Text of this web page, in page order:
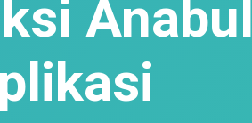
Anabul